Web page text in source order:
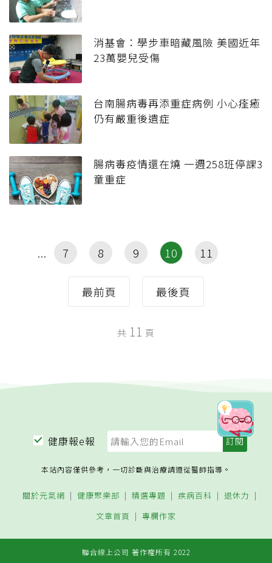
消基會：學步車暗藏風險 美國近年
23萬嬰兒受傷
台南腸病毒再添重症病例 小心痊癒
仍有嚴重後遺症
腸病毒疫情還在燒 一週258班停課3
童重症
最前頁
7 8 9 10 11
最後頁
共 11 頁
健康報e報
本站內容僅供參考，一切診斷與治療請遵從醫師指導。
關於元氣網 健康聚樂部 精選專題 疾病百科
退休力
文章首頁
專欄作家
聯合線上公司 著作權所有 2022